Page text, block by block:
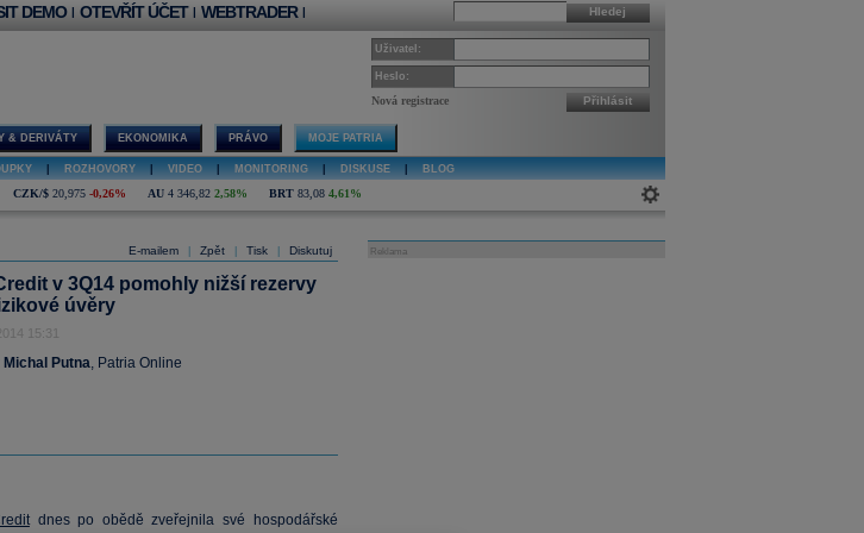
Hledej
DEMO | OTEVŘÍT ÚČET | WEBTRADER |
Uživatel:
Heslo:
Nová registrace Přihlásit
& DERIVÁTY EKONOMIKA PRÁVO MOJE PATRIA
ROZHOVORY VIDEO MONITORING DISKUSE BLOG
CZK/$ 20,975 -0,26% AU 4 346,82 2,58% BRT 83,08 4,61%
E-mailem Zpět Tisk Diskutuj
v 3Q14 pomohly nižší rezervy
úvěry
15:31
Michal Putna, Patria Online
dnes po obědě zveřejnila své hospodářské
Reklama